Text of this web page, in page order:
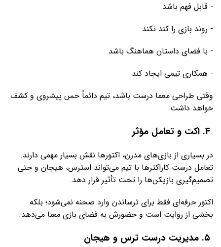
- قابل فهم باشد
- روند بازی را کند نکند
- با فضای داستان هماهنگ باشد
- همکاری تیمی ایجاد کند
وقتی طراحی معما درست باشد، تیم دائماً حس پیشروی و کشف
خواهد داشت.
در بسیاری از بازی‌های مدرن، اکتورها نقش بسیار مهمی دارند.
تعامل درست کاراکترها با تیم می‌تواند استرس، هیجان و حتی
تصمیم‌گیری بازیکن‌ها را تحت تأثیر قرار دهد.
اکتور حرفه‌ای فقط برای ترساندن وارد صحنه نمی‌شود؛ بلکه
بخشی از روایت است و حضورش به فضای بازی معنا می‌دهد.